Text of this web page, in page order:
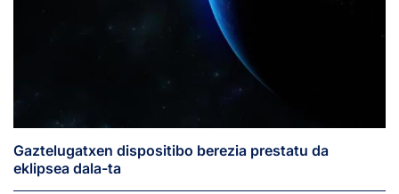
Gaztelugatxen dispositibo berezia prestatu da
eklipsea dala-ta